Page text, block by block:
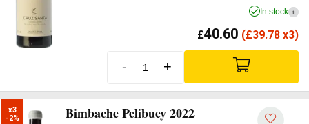
In stock i
£40.60 (£39.78 x3)
- +
x3
-2%
Bimbache Pelibuey 2022